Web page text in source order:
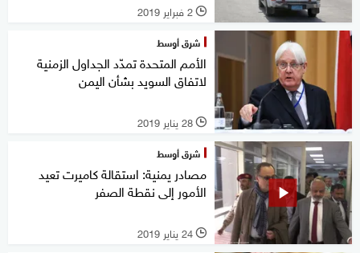
l 2 فبراير 2019
شرق أوسط
الأمم المتحدة تمدّد الجداول الزمنية
لاتفاق السويد بشأن اليمن
l 28 يناير 2019
شرق أوسط
مصادر يمنية: استقالة كاميرت تعيد
الأمور إلى نقطة الصفر
l 24 يناير 2019